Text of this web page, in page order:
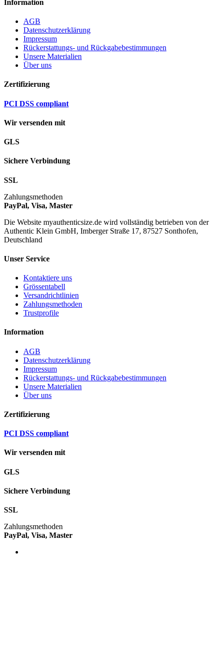
Information
AGB
Datenschutzerklärung
Impressum
Rückerstattungs- und Rückgabebestimmungen
Unsere Materialien
Über uns
Zertifizierung
PCI DSS compliant
Wir versenden mit
GLS
Sichere Verbindung
SSL
Zahlungsmethoden
PayPal, Visa, Master
Die Website myauthenticsize.de wird vollständig betrieben von der
Authentic Klein GmbH, Imberger Straße 17, 87527 Sonthofen,
Deutschland
Unser Service
Kontaktiere uns
Grössentabell
Versandrichtlinien
Zahlungsmethoden
Trustprofile
Information
AGB
Datenschutzerklärung
Impressum
Rückerstattungs- und Rückgabebestimmungen
Unsere Materialien
Über uns
Zertifizierung
PCI DSS compliant
Wir versenden mit
GLS
Sichere Verbindung
SSL
Zahlungsmethoden
PayPal, Visa, Master